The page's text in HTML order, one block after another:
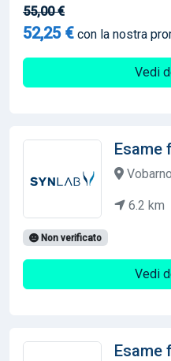
55,00 €
52,25 € con la nostra
Vedi
Esame
6.2 km
Non verificato
Vedi
Esame